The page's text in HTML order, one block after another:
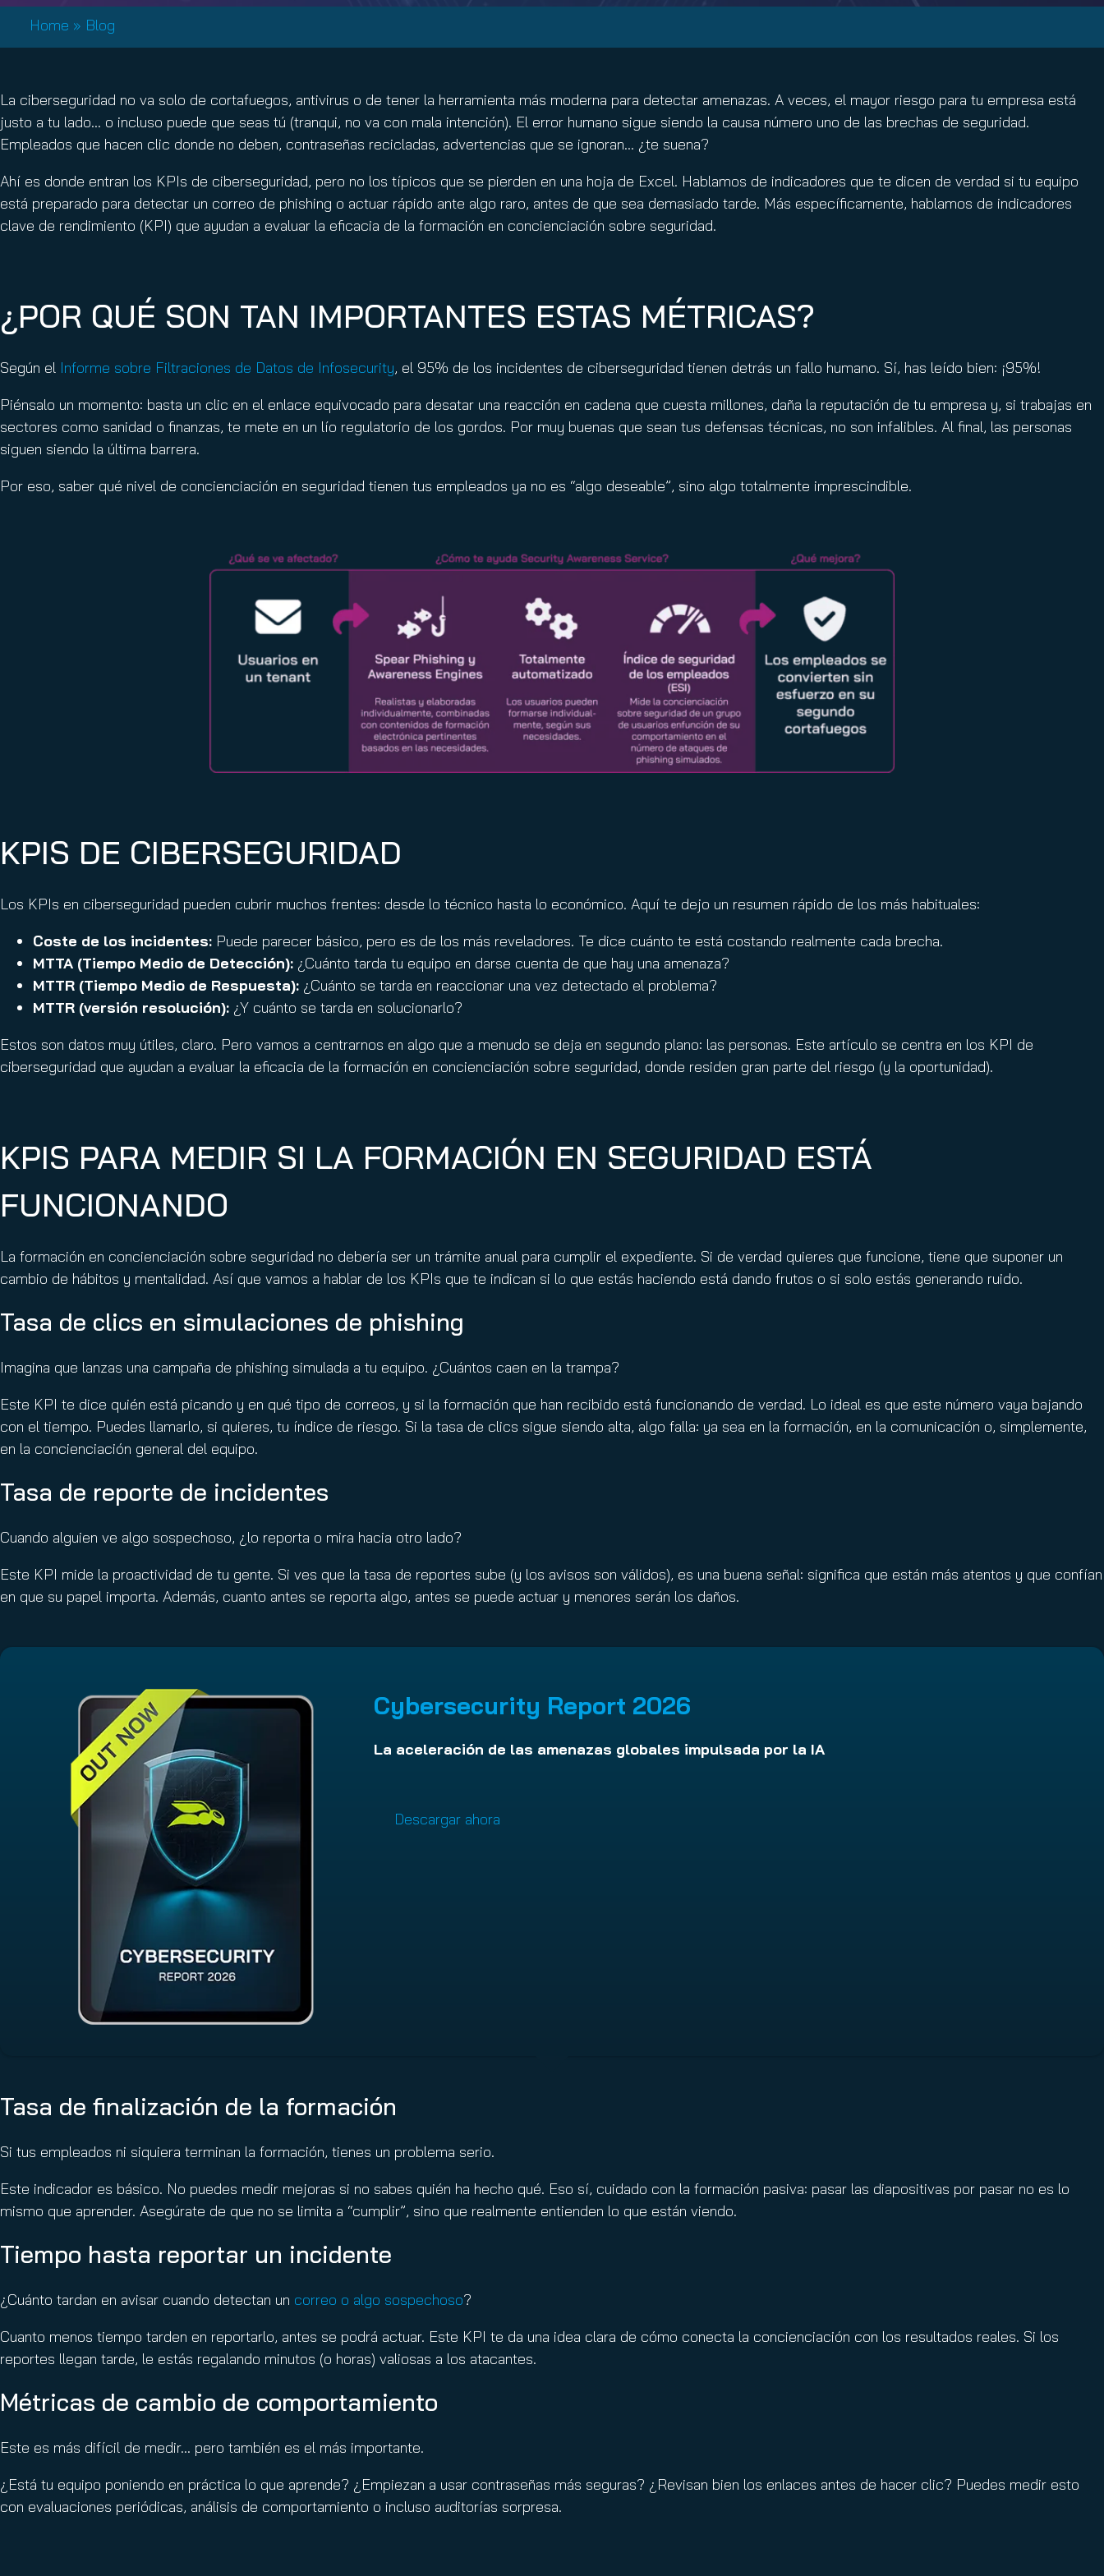
Email Continuity Service
Hornet.email
Home » Blog
La ciberseguridad no va solo de cortafuegos, antivirus o de tener la herramienta más moderna para detectar amenazas. A veces, el mayor riesgo para tu empresa está
justo a tu lado… o incluso puede que seas tú (tranqui, no va con mala intención). El error humano sigue siendo la causa número uno de las brechas de seguridad.
Empleados que hacen clic donde no deben, contraseñas recicladas, advertencias que se ignoran… ¿te suena?
Ahí es donde entran los KPIs de ciberseguridad, pero no los típicos que se pierden en una hoja de Excel. Hablamos de indicadores que te dicen de verdad si tu equipo
está preparado para detectar un correo de phishing o actuar rápido ante algo raro, antes de que sea demasiado tarde. Más específicamente, hablamos de indicadores
clave de rendimiento (KPI) que ayudan a evaluar la eficacia de la formación en concienciación sobre seguridad.
¿POR QUÉ SON TAN IMPORTANTES ESTAS MÉTRICAS?
Según el Informe sobre Filtraciones de Datos de Infosecurity, el 95% de los incidentes de ciberseguridad tienen detrás un fallo humano. Sí, has leído bien: ¡95%!
Piénsalo un momento: basta un clic en el enlace equivocado para desatar una reacción en cadena que cuesta millones, daña la reputación de tu empresa y, si trabajas en
sectores como sanidad o finanzas, te mete en un lío regulatorio de los gordos. Por muy buenas que sean tus defensas técnicas, no son infalibles. Al final, las personas
siguen siendo la última barrera.
Por eso, saber qué nivel de concienciación en seguridad tienen tus empleados ya no es “algo deseable”, sino algo totalmente imprescindible.
KPIS DE CIBERSEGURIDAD
Los KPIs en ciberseguridad pueden cubrir muchos frentes: desde lo técnico hasta lo económico. Aquí te dejo un resumen rápido de los más habituales:
Coste de los incidentes: Puede parecer básico, pero es de los más reveladores. Te dice cuánto te está costando realmente cada brecha.
MTTA (Tiempo Medio de Detección): ¿Cuánto tarda tu equipo en darse cuenta de que hay una amenaza?
MTTR (Tiempo Medio de Respuesta): ¿Cuánto se tarda en reaccionar una vez detectado el problema?
MTTR (versión resolución): ¿Y cuánto se tarda en solucionarlo?
Estos son datos muy útiles, claro. Pero vamos a centrarnos en algo que a menudo se deja en segundo plano: las personas. Este artículo se centra en los KPI de
ciberseguridad que ayudan a evaluar la eficacia de la formación en concienciación sobre seguridad, donde residen gran parte del riesgo (y la oportunidad).
KPIS PARA MEDIR SI LA FORMACIÓN EN SEGURIDAD ESTÁ
FUNCIONANDO
La formación en concienciación sobre seguridad no debería ser un trámite anual para cumplir el expediente. Si de verdad quieres que funcione, tiene que suponer un
cambio de hábitos y mentalidad. Así que vamos a hablar de los KPIs que te indican si lo que estás haciendo está dando frutos o si solo estás generando ruido.
Tasa de clics en simulaciones de phishing
Imagina que lanzas una campaña de phishing simulada a tu equipo. ¿Cuántos caen en la trampa?
Este KPI te dice quién está picando y en qué tipo de correos, y si la formación que han recibido está funcionando de verdad. Lo ideal es que este número vaya bajando
con el tiempo. Puedes llamarlo, si quieres, tu índice de riesgo. Si la tasa de clics sigue siendo alta, algo falla: ya sea en la formación, en la comunicación o, simplemente,
en la concienciación general del equipo.
Tasa de reporte de incidentes
Cuando alguien ve algo sospechoso, ¿lo reporta o mira hacia otro lado?
Este KPI mide la proactividad de tu gente. Si ves que la tasa de reportes sube (y los avisos son válidos), es una buena señal: significa que están más atentos y que confían
en que su papel importa. Además, cuanto antes se reporta algo, antes se puede actuar y menores serán los daños.
Cybersecurity Report 2026
La aceleración de las amenazas globales impulsada por la IA
Descargar ahora
Tasa de finalización de la formación
Si tus empleados ni siquiera terminan la formación, tienes un problema serio.
Este indicador es básico. No puedes medir mejoras si no sabes quién ha hecho qué. Eso sí, cuidado con la formación pasiva: pasar las diapositivas por pasar no es lo
mismo que aprender. Asegúrate de que no se limita a “cumplir”, sino que realmente entienden lo que están viendo.
Tiempo hasta reportar un incidente
¿Cuánto tardan en avisar cuando detectan un correo o algo sospechoso?
Cuanto menos tiempo tarden en reportarlo, antes se podrá actuar. Este KPI te da una idea clara de cómo conecta la concienciación con los resultados reales. Si los
reportes llegan tarde, le estás regalando minutos (o horas) valiosas a los atacantes.
Métricas de cambio de comportamiento
Este es más difícil de medir… pero también es el más importante.
¿Está tu equipo poniendo en práctica lo que aprende? ¿Empiezan a usar contraseñas más seguras? ¿Revisan bien los enlaces antes de hacer clic? Puedes medir esto
con evaluaciones periódicas, análisis de comportamiento o incluso auditorías sorpresa.